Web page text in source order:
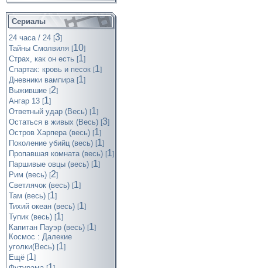
Сериалы
24 часа / 24 [3]
Тайны Смолвиля [10]
Страх, как он есть [1]
Спартак: кровь и песок [1]
Дневники вампира [1]
Выжившие [2]
Ангар 13 [1]
Ответный удар (Весь) [1]
Остаться в живых (Весь) [3]
Остров Харпера (весь) [1]
Поколение убийц (весь) [1]
Пропавшая комната (весь) [1]
Паршивые овцы (весь) [1]
Рим (весь) [2]
Светлячок (весь) [1]
Там (весь) [1]
Тихий океан (весь) [1]
Тупик (весь) [1]
Капитан Пауэр (весь) [1]
Космос : Далекие
уголки(Весь) [1]
Ещё [1]